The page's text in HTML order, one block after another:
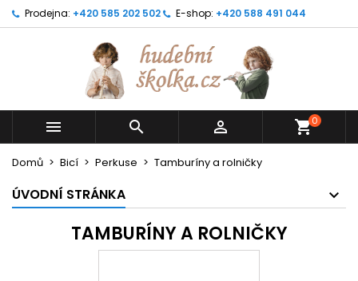
Prodejna: +420 585 202 502 E-shop: +420 588 491 044
   shopping_cart0
Domů Bicí Perkuse Tamburíny a rolničky
ÚVODNÍ STRÁNKA
TAMBURÍNY A ROLNIČKY